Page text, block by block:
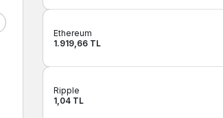
Ethereum
1.919,66 TL
Ripple
1,04 TL